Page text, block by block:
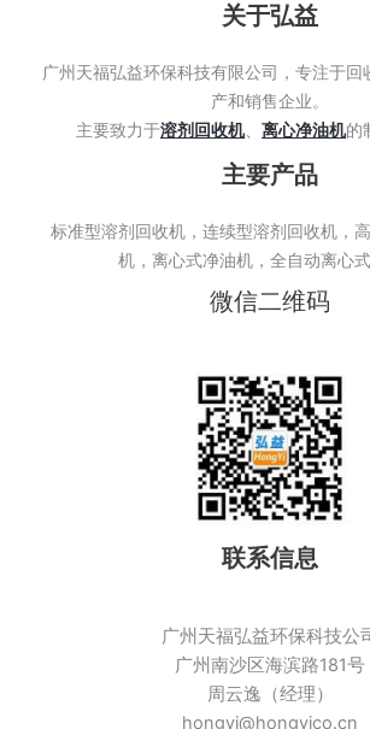
关于弘益
广州天福弘益环保科技有限公司，专注于回
产和销售企业。
主要致力于溶剂回收机、 离心净油机的
主要产品
标准型溶剂回收机，连续型溶剂回收机，
机，离心式净油机，全自动离心
微信二维码
联系信息
广州天福弘益环保科技公
广州南沙区海滨路181号
周云逸（经理）
hongyi@hongyico.cn